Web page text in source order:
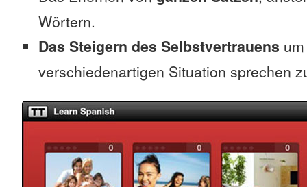
Wörtern.
Das Steigern des Selbstvertrauens
verschiedenartigen Situation sprechen